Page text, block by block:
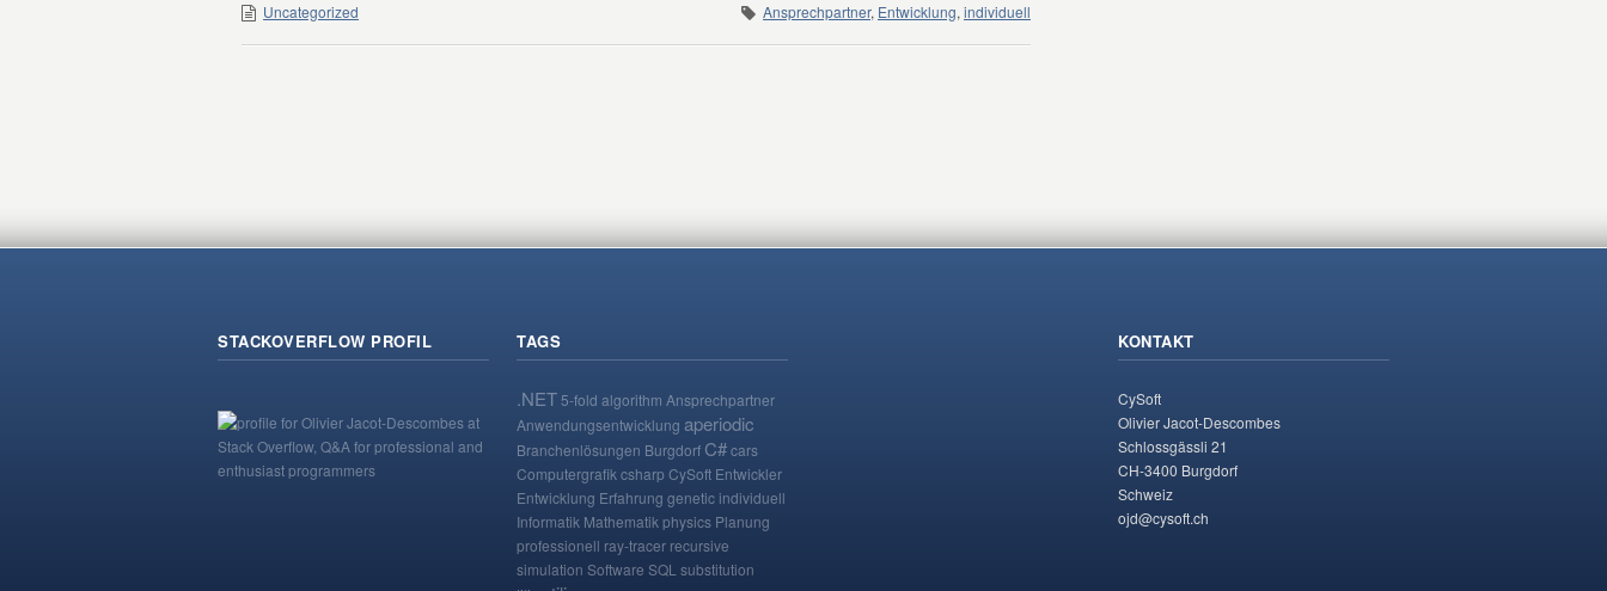
Uncategorized Ansprechpartner, Entwicklung, individuell
STACKOVERFLOW PROFIL TAGS
.NET 5-fold algorithm Ansprechpartner
Anwendungsentwicklung aperiodic
Branchenlösungen Burgdorf C#cars
Computergrafik csharp CySoft Entwickler
Entwicklung Erfahrung genetic individuell
Informatik Mathematik physics Planung
professionell ray-tracer recursive
simulation Software SQL substitution
KONTAKT
CySoft
Olivier Jacot-Descombes
Schlossgässli 21
CH-3400 Burgdorf
Schweiz
ojd@cysoft.ch